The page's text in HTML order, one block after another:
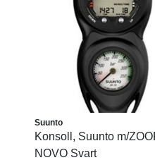
Suunto
Konsoll, Suunto m/
NOVO Svart